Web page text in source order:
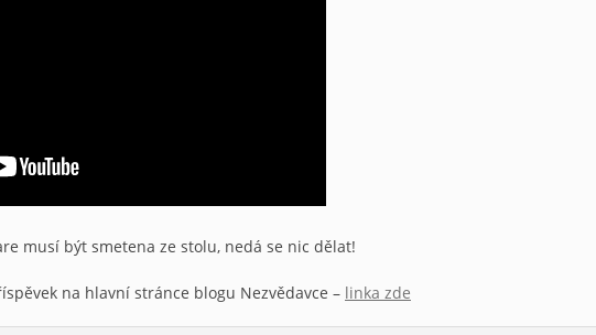
musí být smetena ze stolu, nedá se nic dělat!
na hlavní stránce blogu Nezvědavce – linka zde